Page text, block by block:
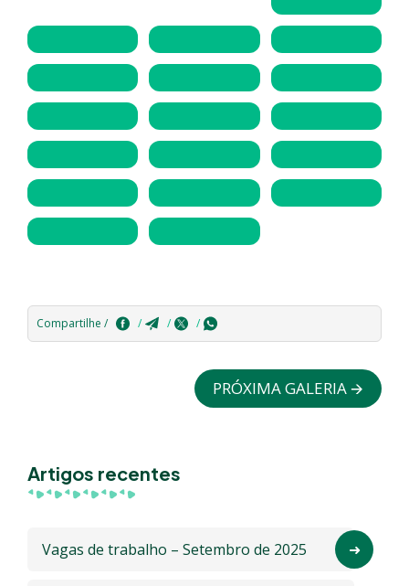
Compartilhe /
PRÓXIMA GALERIA 🡪
Artigos recentes
Vagas de trabalho – Setembro de 2025